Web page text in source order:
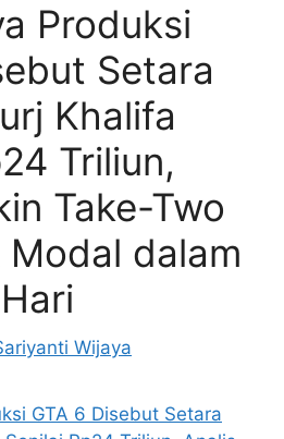
Produksi
Setara
Khalifa
Triliun,
Take-Two
Modal dalam
Wijaya